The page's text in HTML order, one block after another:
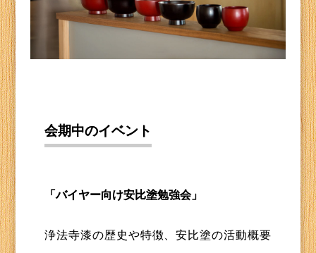
会期中のイベント
「バイヤー向け安比塗勉強会」
浄法寺漆の歴史や特徴、安比塗の活動概要